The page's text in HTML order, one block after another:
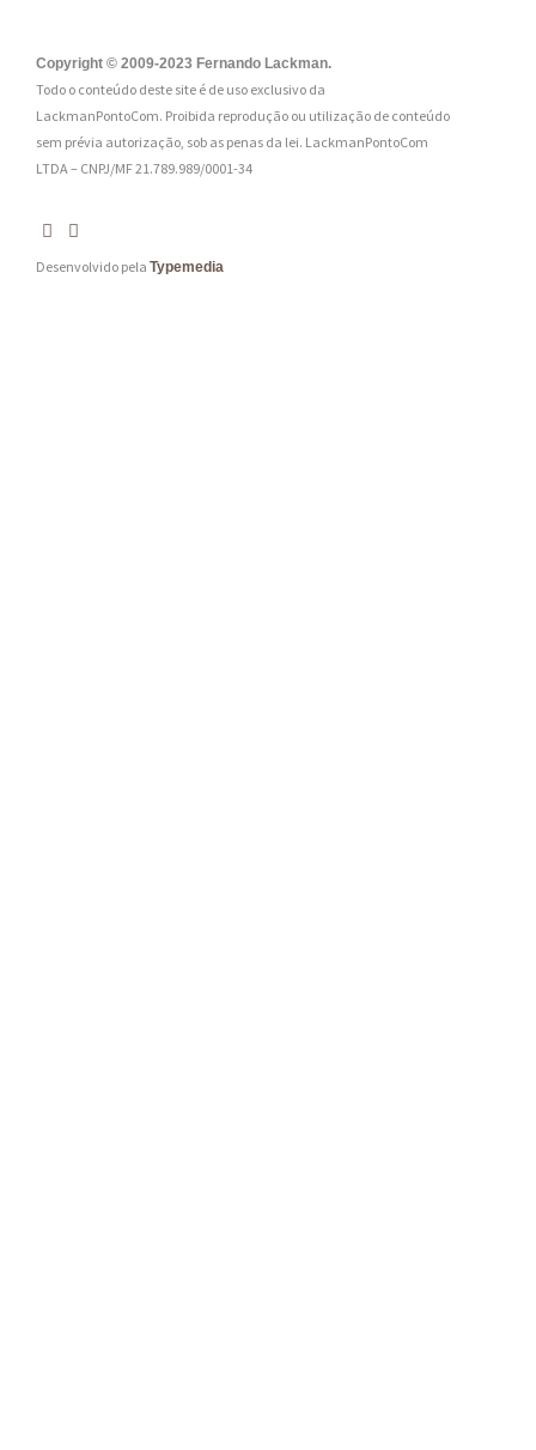
:
*
Copyright © 2009-2023 Fernando Lackman.
Todo o conteúdo deste site é de uso exclusivo da
LackmanPontoCom. Proibida reprodução ou utilização de conteúdo
sem prévia autorização, sob as penas da lei. LackmanPontoCom
LTDA – CNPJ/MF 21.789.989/0001-34
Desenvolvido pela Typemedia